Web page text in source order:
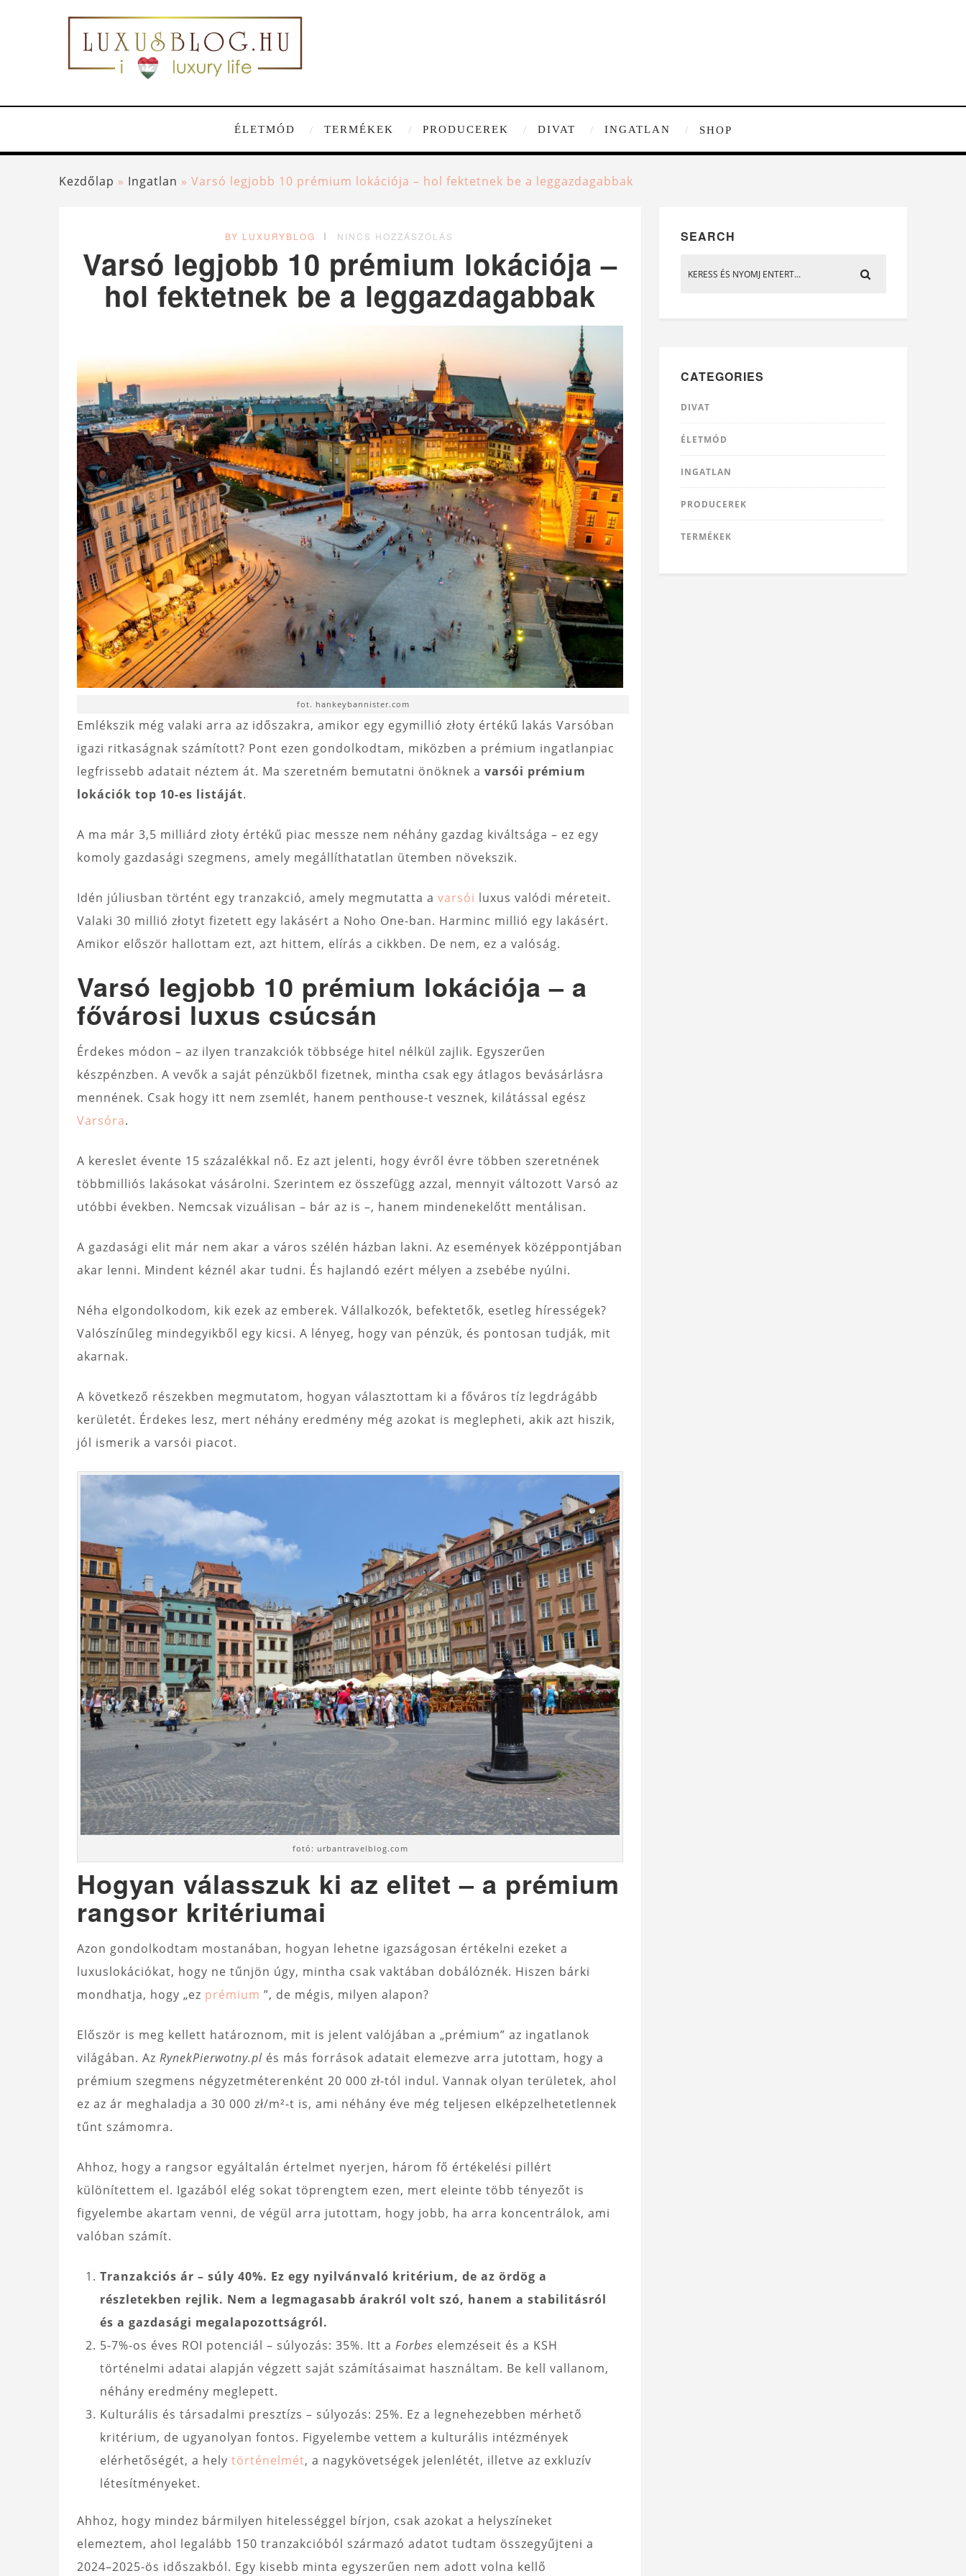
ÉLETMÓD TERMÉKEK PRODUCEREK DIVAT INGATLAN SHOP
Kezdőlap » Ingatlan » Varsó legjobb 10 prémium lokációja – hol fektetnek be a leggazdagabbak
BY LUXURYBLOG NINCS HOZZÁSZÓLÁS
Varsó legjobb 10 prémium lokációja –
hol fektetnek be a leggazdagabbak
fot. hankeybannister.com
Emlékszik még valaki arra az időszakra, amikor egy egymillió złoty értékű lakás Varsóban
igazi ritkaságnak számított? Pont ezen gondolkodtam, miközben a prémium ingatlanpiac
legfrissebb adatait néztem át. Ma szeretném bemutatni önöknek a varsói prémium
lokációk top 10-es listáját.
A ma már 3,5 milliárd złoty értékű piac messze nem néhány gazdag kiváltsága – ez egy
komoly gazdasági szegmens, amely megállíthatatlan ütemben növekszik.
Idén júliusban történt egy tranzakció, amely megmutatta a varsói luxus valódi méreteit.
Valaki 30 millió złotyt fizetett egy lakásért a Noho One-ban. Harminc millió egy lakásért.
Amikor először hallottam ezt, azt hittem, elírás a cikkben. De nem, ez a valóság.
Varsó legjobb 10 prémium lokációja – a
fővárosi luxus csúcsán
Érdekes módon – az ilyen tranzakciók többsége hitel nélkül zajlik. Egyszerűen
készpénzben. A vevők a saját pénzükből fizetnek, mintha csak egy átlagos bevásárlásra
mennének. Csak hogy itt nem zsemlét, hanem penthouse-t vesznek, kilátással egész
Varsóra.
A kereslet évente 15 százalékkal nő. Ez azt jelenti, hogy évről évre többen szeretnének
többmilliós lakásokat vásárolni. Szerintem ez összefügg azzal, mennyit változott Varsó az
utóbbi években. Nemcsak vizuálisan – bár az is –, hanem mindenekelőtt mentálisan.
A gazdasági elit már nem akar a város szélén házban lakni. Az események középpontjában
akar lenni. Mindent kéznél akar tudni. És hajlandó ezért mélyen a zsebébe nyúlni.
Néha elgondolkodom, kik ezek az emberek. Vállalkozók, befektetők, esetleg hírességek?
Valószínűleg mindegyikből egy kicsi. A lényeg, hogy van pénzük, és pontosan tudják, mit
akarnak.
A következő részekben megmutatom, hogyan választottam ki a főváros tíz legdrágább
kerületét. Érdekes lesz, mert néhány eredmény még azokat is meglepheti, akik azt hiszik,
jól ismerik a varsói piacot.
fotó: urbantravelblog.com
Hogyan válasszuk ki az elitet – a prémium
rangsor kritériumai
Azon gondolkodtam mostanában, hogyan lehetne igazságosan értékelni ezeket a
luxuslokációkat, hogy ne tűnjön úgy, mintha csak vaktában dobálóznék. Hiszen bárki
mondhatja, hogy „ez prémium ”, de mégis, milyen alapon?
Először is meg kellett határoznom, mit is jelent valójában a „prémium” az ingatlanok
világában. Az RynekPierwotny.pl és más források adatait elemezve arra jutottam, hogy a
prémium szegmens négyzetméterenként 20 000 zł-tól indul. Vannak olyan területek, ahol
ez az ár meghaladja a 30 000 zł/m²-t is, ami néhány éve még teljesen elképzelhetetlennek
tűnt számomra.
Ahhoz, hogy a rangsor egyáltalán értelmet nyerjen, három fő értékelési pillért
különítettem el. Igazából elég sokat töprengtem ezen, mert eleinte több tényezőt is
figyelembe akartam venni, de végül arra jutottam, hogy jobb, ha arra koncentrálok, ami
valóban számít.
Tranzakciós ár – súly 40%. Ez egy nyilvánvaló kritérium, de az ördög a
részletekben rejlik. Nem a legmagasabb árakról volt szó, hanem a stabilitásról
és a gazdasági megalapozottságról.
5-7%-os éves ROI potenciál – súlyozás: 35%. Itt a Forbes elemzéseit és a KSH
történelmi adatai alapján végzett saját számításaimat használtam. Be kell vallanom,
néhány eredmény meglepett.
Kulturális és társadalmi presztízs – súlyozás: 25%. Ez a legnehezebben mérhető
kritérium, de ugyanolyan fontos. Figyelembe vettem a kulturális intézmények
elérhetőségét, a hely történelmét, a nagykövetségek jelenlétét, illetve az exkluzív
létesítményeket.
Ahhoz, hogy mindez bármilyen hitelességgel bírjon, csak azokat a helyszíneket
elemeztem, ahol legalább 150 tranzakcióból származó adatot tudtam összegyűjteni a
2024–2025-ös időszakból. Egy kisebb minta egyszerűen nem adott volna kellő
SEARCH
CATEGORIES
DIVAT
ÉLETMÓD
INGATLAN
PRODUCEREK
TERMÉKEK